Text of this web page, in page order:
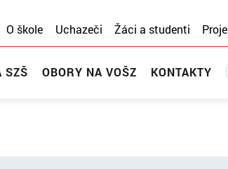
O škole Uchazeči Žáci a studenti
SZŠ OBORY NA VOŠZ KONTAKTY